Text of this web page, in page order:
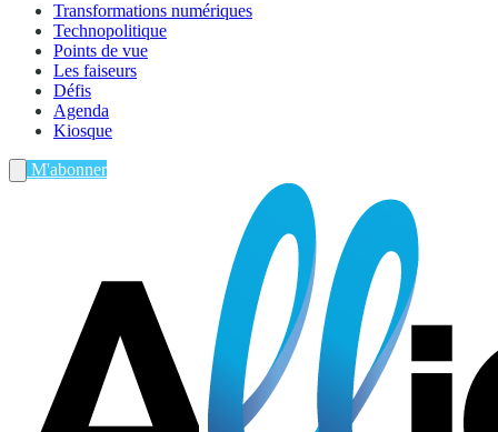
Transformations numériques
Technopolitique
Points de vue
Les faiseurs
Défis
Agenda
Kiosque
M'abonner